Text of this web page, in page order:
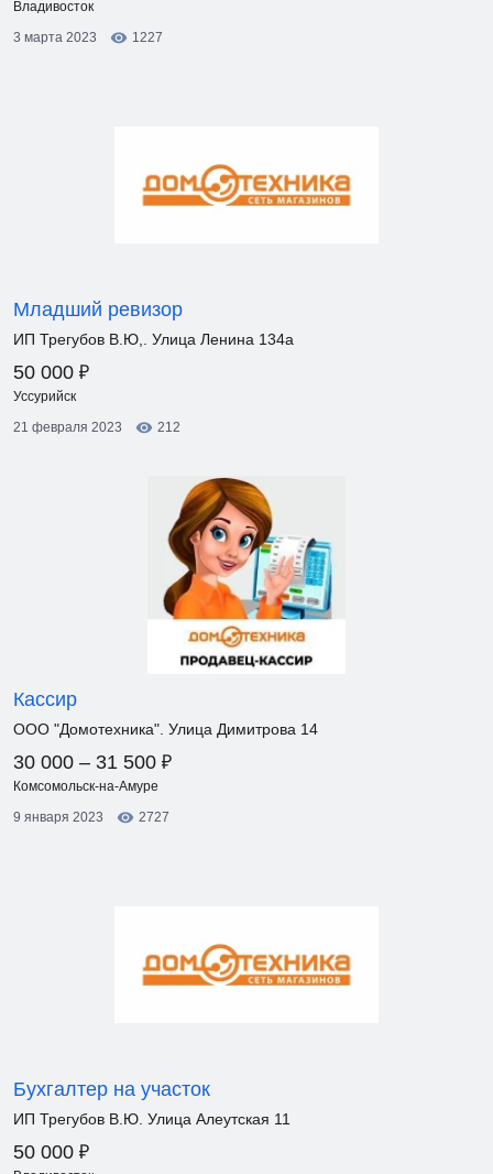
Владивосток
3 марта 2023
1227
Младший ревизор
ИП Трегубов В.Ю,. Улица Ленина 134а
50 000 ₽
Уссурийск
21 февраля 2023
212
Кассир
ООО "Домотехника". Улица Димитрова 14
30 000 – 31 500 ₽
Комсомольск-на-Амуре
9 января 2023
2727
Бухгалтер на участок
ИП Трегубов В.Ю. Улица Алеутская 11
50 000 ₽